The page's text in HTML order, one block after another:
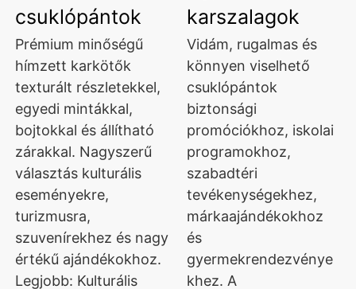
csuklópántok
Prémium minőségű
hímzett karkötők
texturált részletekkel,
egyedi mintákkal,
bojtokkal és állítható
zárakkal. Nagyszerű
választás kulturális
eseményekre,
turizmusra,
szuvenírekhez és nagy
értékű ajándékokhoz.
Legjobb: Kulturális
karszalagok
Vidám, rugalmas és
könnyen viselhető
csuklópántok
biztonsági
promóciókhoz, iskolai
programokhoz,
szabadtéri
tevékenységekhez,
márkaajándékokhoz
és
gyermekrendezvénye
khez. A